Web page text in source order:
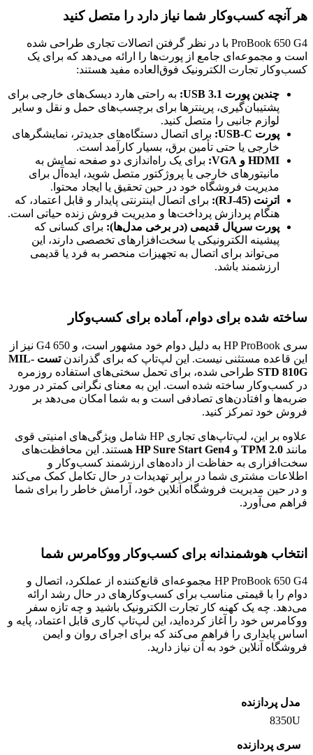
هر آنچه کسب‌وکار شما نیاز دارد را متصل کنید
ProBook 650 G4 با در نظر گرفتن اتصالات تجاری طراحی شده
است و مجموعه‌ای جامع از پورت‌ها را ارائه می‌دهد که برای یک
کسب‌وکار تجارت الکترونیک فوق‌العاده مفید هستند:
چندین پورت USB 3.1:
به راحتی هارد دیسک‌های خارجی برای
پشتیبان‌گیری، پرینترها برای برچسب‌های حمل و نقل و سایر
لوازم جانبی را متصل کنید.
پورت USB-C:
برای اتصال دستگاه‌های جدیدتر، نمایشگرهای
خارجی یا حتی تأمین برق، بسیار کارآمد است.
HDMI و VGA:
برای یک راه‌اندازی دو صفحه نمایش به
مانیتورهای خارجی یا پروژکتور متصل شوید، ایده‌آل برای
مدیریت فروشگاه خود در حین تحقیق یا ایجاد محتوا.
اترنت (RJ-45):
برای اتصال اینترنتی پایدار و قابل اعتماد، که
هنگام پردازش پرداخت‌ها و مدیریت فروش زنده حیاتی است.
پورت سریال قدیمی (در برخی مدل‌ها): برای کسانی که
پیشینه الکترونیکی یا سخت‌افزارهای تخصصی دارند، این
می‌تواند برای اتصال به تجهیزات منحصر به فرد یا قدیمی
ارزشمند باشد.
ساخته شده برای دوام، آماده برای کسب‌وکار
سری HP ProBook به دلیل دوام خود مشهور است، و 650 G4 نیز از
این قاعده مستثنی نیست. این لپ‌تاپ که برای گذراندن
تست MIL-
STD 810G طراحی شده، برای تحمل سختی‌های استفاده روزمره
در کسب‌وکار ساخته شده است. این به معنای نگرانی کمتر در مورد
ضربه‌ها و افتادن‌های تصادفی است و به شما امکان می‌دهد بر
فروش خود تمرکز کنید.
علاوه بر این، لپ‌تاپ‌های تجاری HP شامل ویژگی‌های امنیتی قوی
مانند TPM 2.0 و HP Sure Start Gen4 هستند. این محافظت‌های
سخت‌افزاری به حفاظت از داده‌های ارزشمند کسب‌وکار و
اطلاعات مشتری شما در برابر تهدیدات در حال تکامل کمک می‌کند
و در حین مدیریت فروشگاه آنلاین خود، آرامش خاطر را برای شما
فراهم می‌آورد.
انتخاب هوشمندانه برای کسب‌وکار ووکامرس شما
HP ProBook 650 G4 مجموعه‌ای قانع‌کننده از عملکرد، اتصال و
دوام را با قیمتی مناسب برای کسب‌وکارهای در حال رشد ارائه
می‌دهد. چه یک کهنه کار تجارت الکترونیک باشید و چه تازه سفر
ووکامرس خود را آغاز کرده‌اید، این لپ‌تاپ کاری قابل اعتماد، پایه و
اساس پایداری را فراهم می‌کند که برای اجرای روان و ایمن
فروشگاه آنلاین خود به آن نیاز دارید.
مدل پردازنده
8350U
سری پردازنده